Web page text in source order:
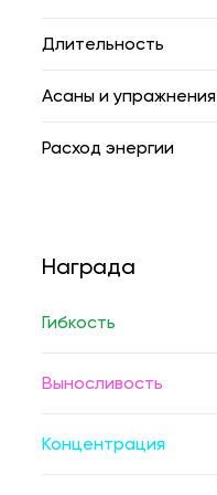
Длительность
Асаны и упражнения
Расход энергии
Награда
Гибкость
Выносливость
Концентрация